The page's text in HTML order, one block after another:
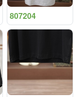
807204